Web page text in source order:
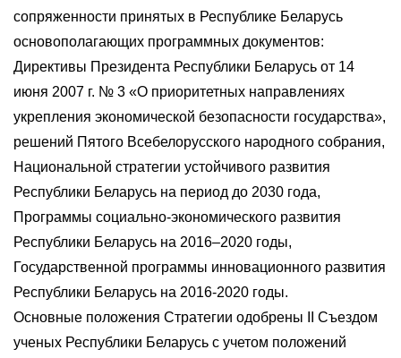
сопряженности принятых в Республике Беларусь
основополагающих программных документов:
Директивы Президента Республики Беларусь от 14
июня 2007 г. № 3 «О приоритетных направлениях
укрепления экономической безопасности государства»,
решений Пятого Всебелорусского народного собрания,
Национальной стратегии устойчивого развития
Республики Беларусь на период до 2030 года,
Программы социально-экономического развития
Республики Беларусь на 2016–2020 годы,
Государственной программы инновационного развития
Республики Беларусь на 2016-2020 годы.
Основные положения Стратегии одобрены II Cъездом
ученых Республики Беларусь с учетом положений